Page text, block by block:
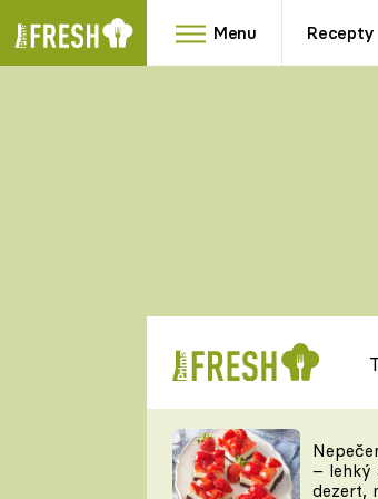
Menu Recepty
RYCHLOVKY
TEĎ
– lehký
dezert,